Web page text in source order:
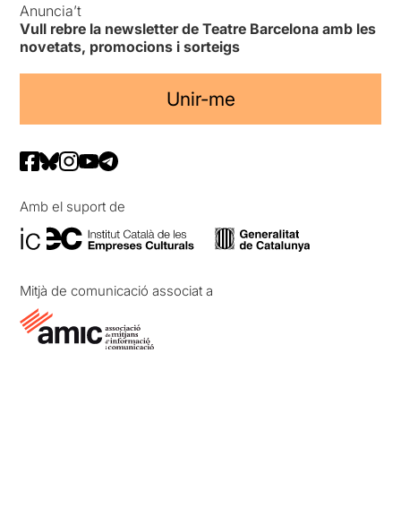
Anuncia’t
Vull rebre la newsletter de Teatre Barcelona amb les
novetats, promocions i sorteigs
Unir-me
Amb el suport de
Mitjà de comunicació associat a